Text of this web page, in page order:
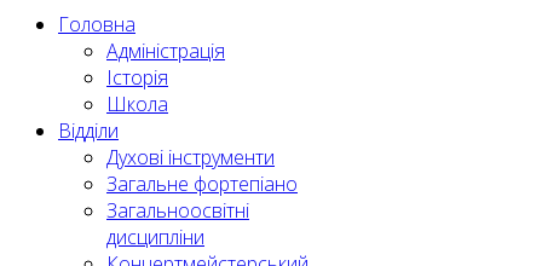
Головна
Адміністрація
Історія
Школа
Відділи
Духові інструменти
Загальне фортепіано
Загальноосвітні
дисципліни